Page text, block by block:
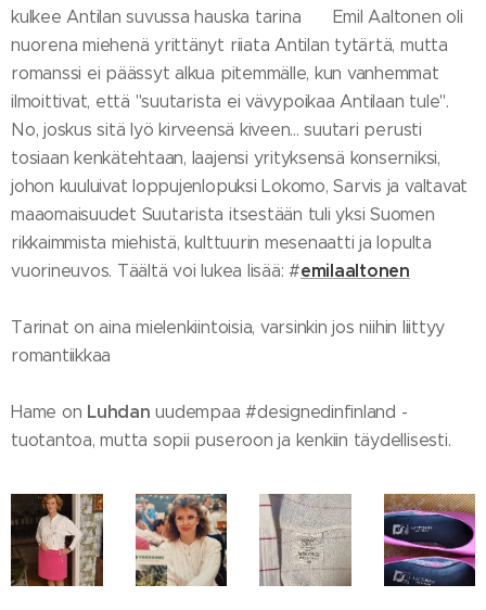
kulkee Antilan suvussa hauska tarina 😉 Emil Aaltonen oli
nuorena miehenä yrittänyt riiata Antilan tytärtä, mutta
romanssi ei päässyt alkua pitemmälle, kun vanhemmat
ilmoittivat, että "suutarista ei vävypoikaa Antilaan tule".
No, joskus sitä lyö kirveensä kiveen... suutari perusti
tosiaan kenkätehtaan, laajensi yrityksensä konserniksi,
johon kuuluivat loppujenlopuksi Lokomo, Sarvis ja valtavat
maaomaisuudet Suutarista itsestään tuli yksi Suomen
rikkaimmista miehistä, kulttuurin mesenaatti ja lopulta
vuorineuvos. Täältä voi lukea lisää: #emilaaltonen
Tarinat on aina mielenkiintoisia, varsinkin jos niihin liittyy
romantiikkaa 🥰
Hame on Luhdan uudempaa #designedinfinland -
tuotantoa, mutta sopii puseroon ja kenkiin täydellisesti.